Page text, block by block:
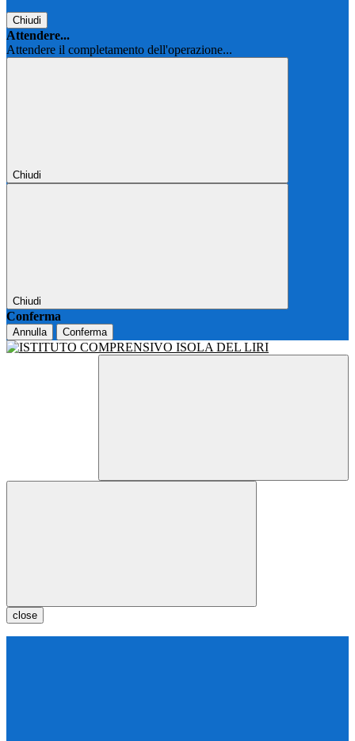
Chiudi
Attendere...
Attendere il completamento dell'operazione...
Chiudi
Chiudi
Conferma
Annulla Conferma
close